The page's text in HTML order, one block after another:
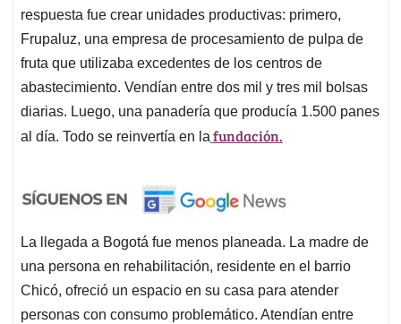
respuesta fue crear unidades productivas: primero,
Frupaluz, una empresa de procesamiento de pulpa de
fruta que utilizaba excedentes de los centros de
abastecimiento. Vendían entre dos mil y tres mil bolsas
diarias. Luego, una panadería que producía 1.500 panes
al día. Todo se reinvertía en la fundación.
La llegada a Bogotá fue menos planeada. La madre de
una persona en rehabilitación, residente en el barrio
Chicó, ofreció un espacio en su casa para atender
personas con consumo problemático. Atendían entre